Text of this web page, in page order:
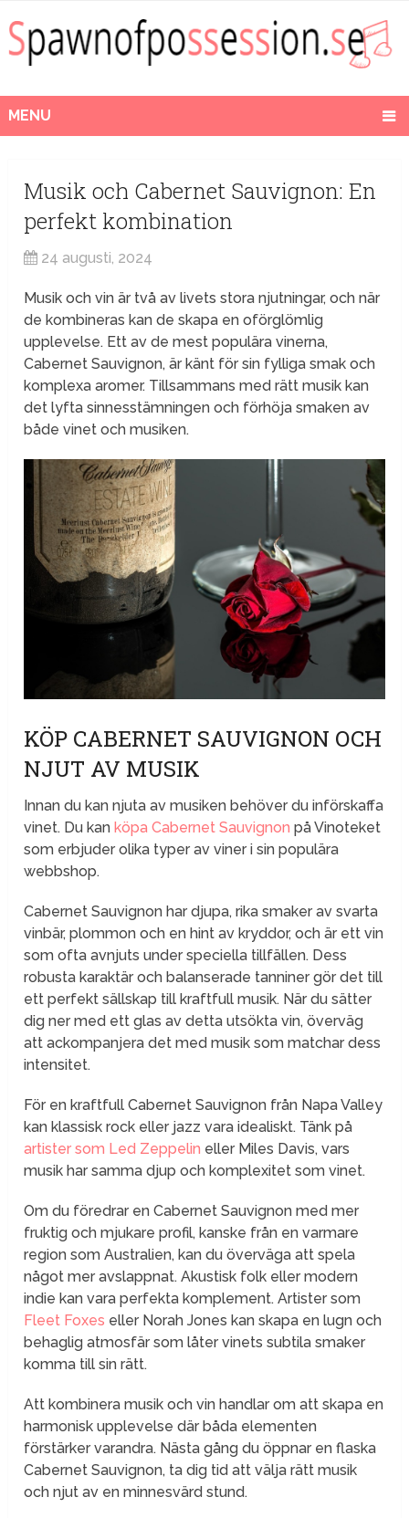
MENU
Musik och Cabernet Sauvignon: En
perfekt kombination
24 augusti, 2024
Musik och vin är två av livets stora njutningar, och när
de kombineras kan de skapa en oförglömlig
upplevelse. Ett av de mest populära vinerna,
Cabernet Sauvignon, är känt för sin fylliga smak och
komplexa aromer. Tillsammans med rätt musik kan
det lyfta sinnesstämningen och förhöja smaken av
både vinet och musiken.
KÖP CABERNET SAUVIGNON OCH
NJUT AV MUSIK
Innan du kan njuta av musiken behöver du införskaffa
vinet. Du kan köpa Cabernet Sauvignon på Vinoteket
som erbjuder olika typer av viner i sin populära
webbshop.
Cabernet Sauvignon har djupa, rika smaker av svarta
vinbär, plommon och en hint av kryddor, och är ett vin
som ofta avnjuts under speciella tillfällen. Dess
robusta karaktär och balanserade tanniner gör det till
ett perfekt sällskap till kraftfull musik. När du sätter
dig ner med ett glas av detta utsökta vin, överväg
att ackompanjera det med musik som matchar dess
intensitet.
För en kraftfull Cabernet Sauvignon från Napa Valley
kan klassisk rock eller jazz vara idealiskt. Tänk på
artister som Led Zeppelin eller Miles Davis, vars
musik har samma djup och komplexitet som vinet.
Om du föredrar en Cabernet Sauvignon med mer
fruktig och mjukare profil, kanske från en varmare
region som Australien, kan du överväga att spela
något mer avslappnat. Akustisk folk eller modern
indie kan vara perfekta komplement. Artister som
Fleet Foxes eller Norah Jones kan skapa en lugn och
behaglig atmosfär som låter vinets subtila smaker
komma till sin rätt.
Att kombinera musik och vin handlar om att skapa en
harmonisk upplevelse där båda elementen
förstärker varandra. Nästa gång du öppnar en flaska
Cabernet Sauvignon, ta dig tid att välja rätt musik
och njut av en minnesvärd stund.